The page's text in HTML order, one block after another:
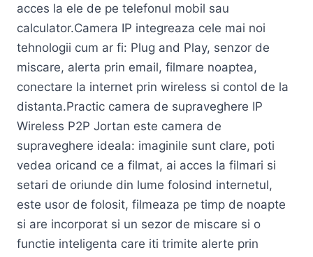
acces la ele de pe telefonul mobil sau
calculator.Camera IP integreaza cele mai noi
tehnologii cum ar fi: Plug and Play, senzor de
miscare, alerta prin email, filmare noaptea,
conectare la internet prin wireless si contol de la
distanta.Practic camera de supraveghere IP
Wireless P2P Jortan este camera de
supraveghere ideala: imaginile sunt clare, poti
vedea oricand ce a filmat, ai acces la filmari si
setari de oriunde din lume folosind internetul,
este usor de folosit, filmeaza pe timp de noapte
si are incorporat si un sezor de miscare si o
functie inteligenta care iti trimite alerte prin